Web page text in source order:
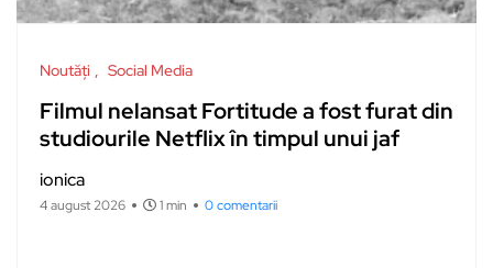
Noutăți Social Media
Filmul nelansat Fortitude a fost furat din
studiourile Netflix în timpul unui jaf
ionica
4 august 2026 1 min 0 comentarii